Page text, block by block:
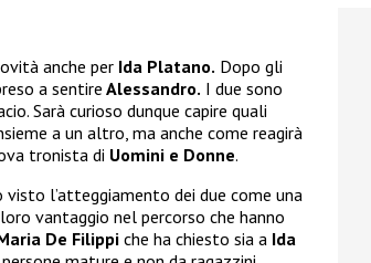
anche per Ida Platano. Dopo gli
a sentire Alessandro. I due sono
Sarà curioso dunque capire quali
a un altro, ma anche come reagirà
tronista di Uomini e Donne.
l’atteggiamento dei due come una
vantaggio nel percorso che hanno
De Filippi che ha chiesto sia a Ida